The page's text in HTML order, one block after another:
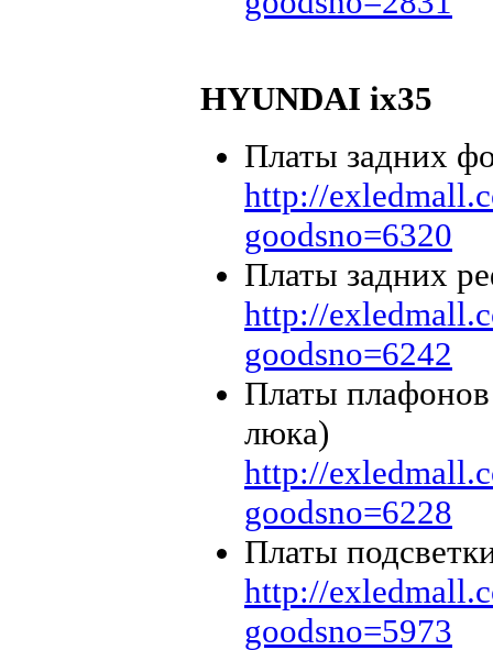
HYUNDAI ix35
Платы задних
http://
goodsno=6320
Платы задних
http://
goodsno=6242
Платы
люка)
http://
goodsno=6228
Платы
http://
goodsno=5973